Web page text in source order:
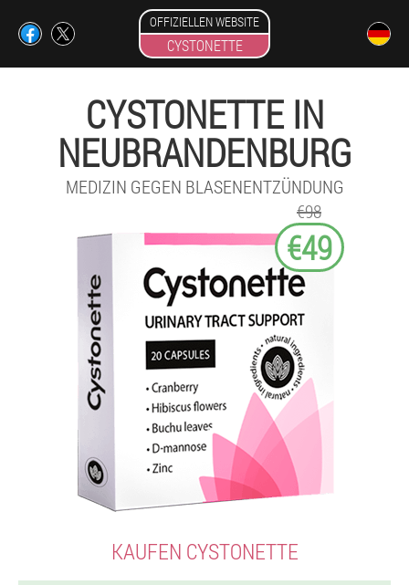
OFFIZIELLEN WEBSITE
CYSTONETTE
CYSTONETTE IN
NEUBRANDENBURG
MEDIZIN GEGEN BLASENENTZÜNDUNG
€98
€49
KAUFEN CYSTONETTE